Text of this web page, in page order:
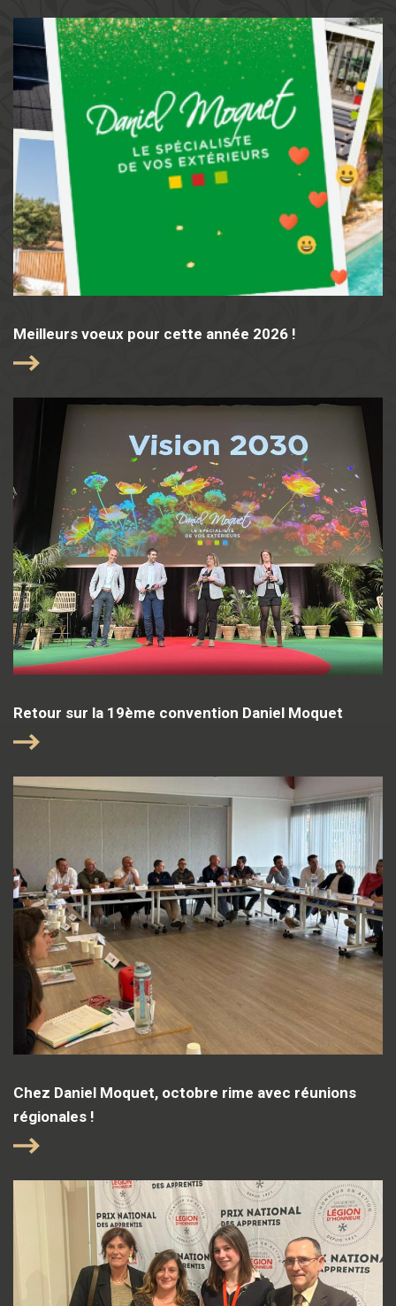
Meilleurs voeux pour cette année 2026 !
Retour sur la 19ème convention Daniel Moquet
Chez Daniel Moquet, octobre rime avec réunions
régionales !